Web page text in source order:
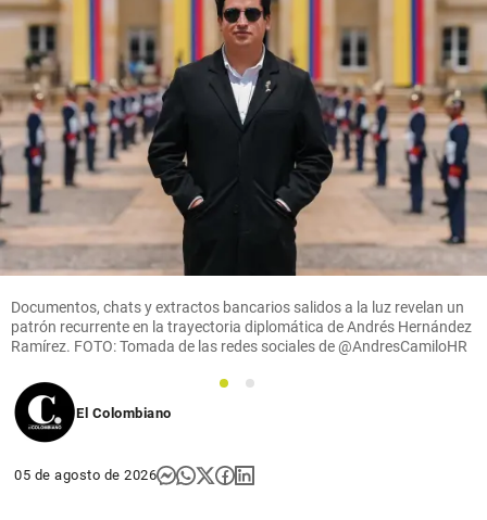
Documentos, chats y extractos bancarios salidos a la luz revelan un
patrón recurrente en la trayectoria diplomática de Andrés Hernández
Ramírez. FOTO: Tomada de las redes sociales de @AndresCamiloHR
1
2
El Colombiano
05 de agosto de 2026